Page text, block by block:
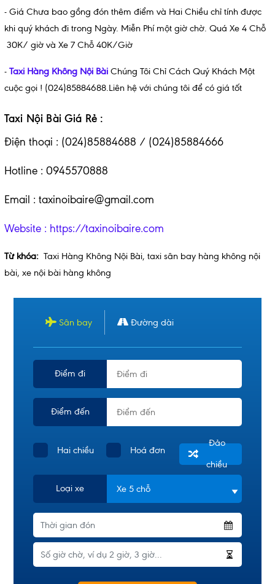
- Giá Chưa bao gồng đón thêm điểm và Hai Chiều chỉ tính được
khi quý khách đi trong Ngày. Miễn Phí một giờ chờ. Quá Xe 4 Chỗ
30K/ giờ và Xe 7 Chỗ 40K/Giờ
- Taxi Hàng Không Nội Bài Chúng Tôi Chỉ Cách Quý Khách Một
cuộc gọi ! (024)85884688.Liên hệ với chúng tôi để có giá tốt
Taxi Nội Bài Giá Rẻ :
Điện thoại : (024)85884688 / (024)85884666
Hotline : 0945570888
Email : taxinoibaire@gmail.com
Website : https://taxinoibaire.com
Từ khóa: Taxi Hàng Không Nội Bài, taxi sân bay hàng không nội
bài, xe nội bài hàng không
Sân bay Đường dài
Điểm đi
Điểm đến
Hai chiều Hoá đơn
Đảo
chiều
Loại xe